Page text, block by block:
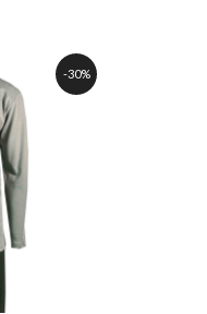
-30%